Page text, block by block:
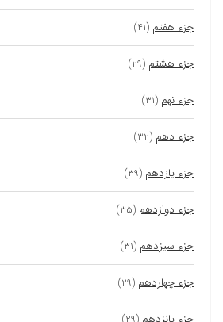
جزء هفتم (۴۱)
جزء هشتم (۲۹)
جزء نهم (۳۱)
جزء دهم (۳۲)
جزء یازدهم (۳۹)
جزء دوازدهم (۳۵)
جزء سیزدهم (۳۱)
جزء چهاردهم (۲۹)
(۲۹)